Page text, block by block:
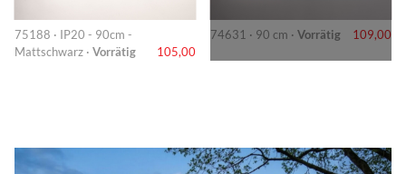
75188 · IP20 - 90cm -
Mattschwarz · Vorrätig 105,00
74631 · 90 cm · Vorrätig 109,00